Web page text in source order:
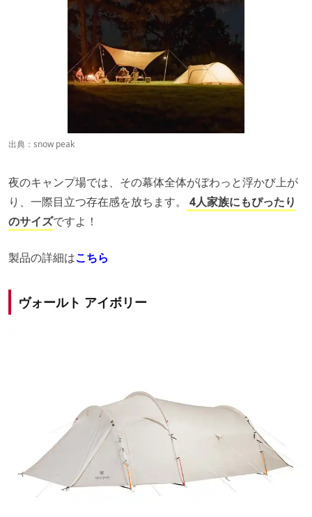
出典： snow peak
夜のキャンプ場では、その幕体全体がぼわっと浮かび上が
り、一際目立つ存在感を放ちます。
4人家族にもぴったり
のサイズですよ！
製品の詳細はこちら
ヴォールト アイボリー